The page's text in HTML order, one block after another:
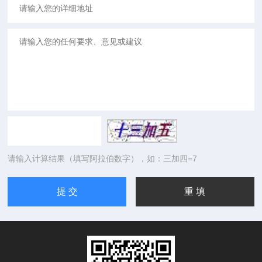
请输入计算结果（填写阿拉伯数字），如：三加四=7